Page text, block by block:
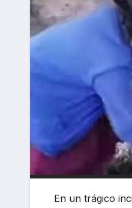
En un trágico